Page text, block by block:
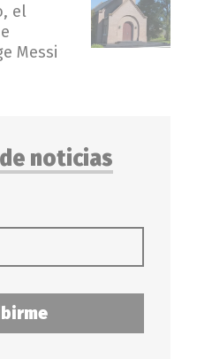
el
Messi
noticias